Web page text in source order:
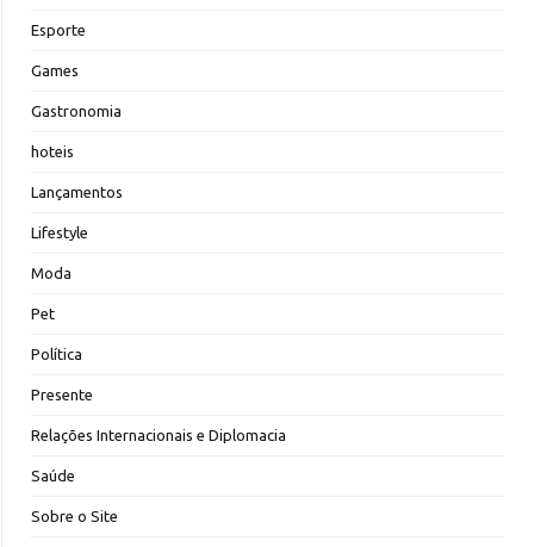
Esporte
Games
Gastronomia
hoteis
Lançamentos
Lifestyle
Moda
Pet
Política
Presente
Relações Internacionais e Diplomacia
Saúde
Sobre o Site